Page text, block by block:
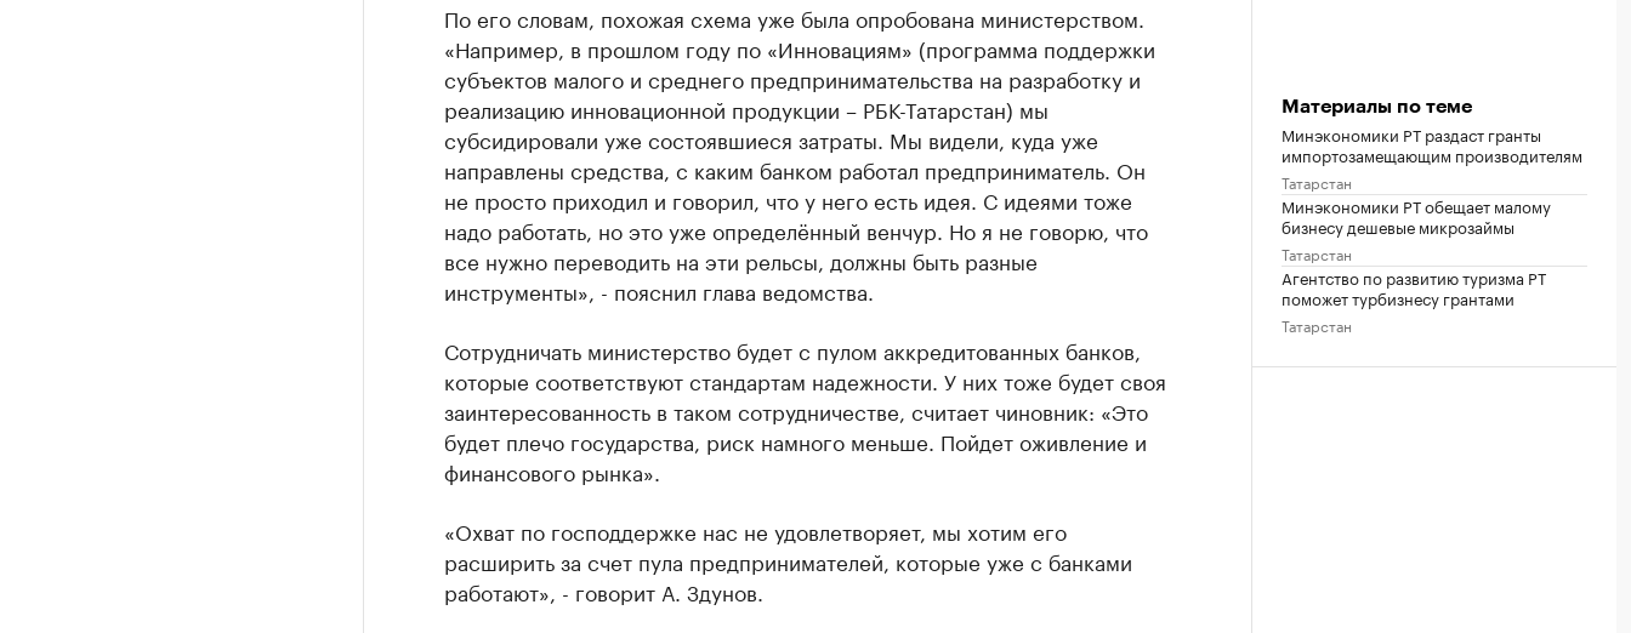
По его словам, похожая схема уже была опробована министерством.
«Например, в прошлом году по «Инновациям» (программа поддержки
субъектов малого и среднего предпринимательства на разработку и
реализацию инновационной продукции – РБК-Татарстан) мы
субсидировали уже состоявшиеся затраты. Мы видели, куда уже
направлены средства, с каким банком работал предприниматель. Он
не просто приходил и говорил, что у него есть идея. С идеями тоже
надо работать, но это уже определённый венчур. Но я не говорю, что
все нужно переводить на эти рельсы, должны быть разные
инструменты», - пояснил глава ведомства.
Сотрудничать министерство будет с пулом аккредитованных банков,
которые соответствуют стандартам надежности. У них тоже будет своя
заинтересованность в таком сотрудничестве, считает чиновник: «Это
будет плечо государства, риск намного меньше. Пойдет оживление и
финансового рынка».
«Охват по господдержке нас не удовлетворяет, мы хотим его
расширить за счет пула предпринимателей, которые уже с банками
работают», - говорит А. Здунов.
Материалы по теме
Минэкономики РТ раздаст гранты
импортозамещающим производителям
Татарстан
Минэкономики РТ обещает малому
бизнесу дешевые микрозаймы
Татарстан
Агентство по развитию туризма РТ
поможет турбизнесу грантами
Татарстан